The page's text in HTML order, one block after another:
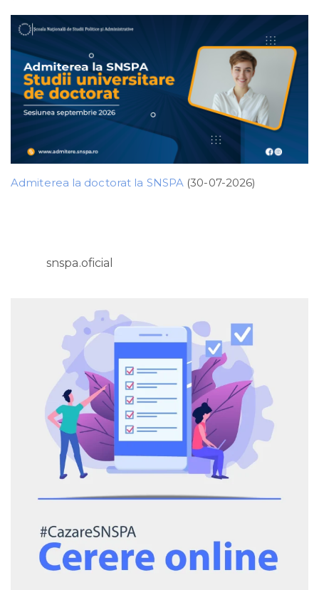
Admiterea la doctorat la SNSPA (30-07-2026)
snspa.oficial